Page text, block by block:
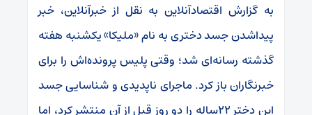
به گزارش اقتصادآنلاین به نقل از خبرآنلاین، خبر
پیداشدن جسد دختری به نام «ملیکا» یکشنبه هفته
گذشته رسانه‌ای شد؛ وقتی پلیس پرونده‌اش را برای
خبرنگاران باز کرد. ماجرای ناپدیدی و شناسایی جسد
این دختر ۲۲‌ساله را دو روز قبل از آن منتشر کرد، اما